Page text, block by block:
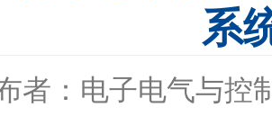
系
者：电子电气与控